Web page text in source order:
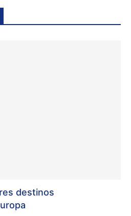
destinos